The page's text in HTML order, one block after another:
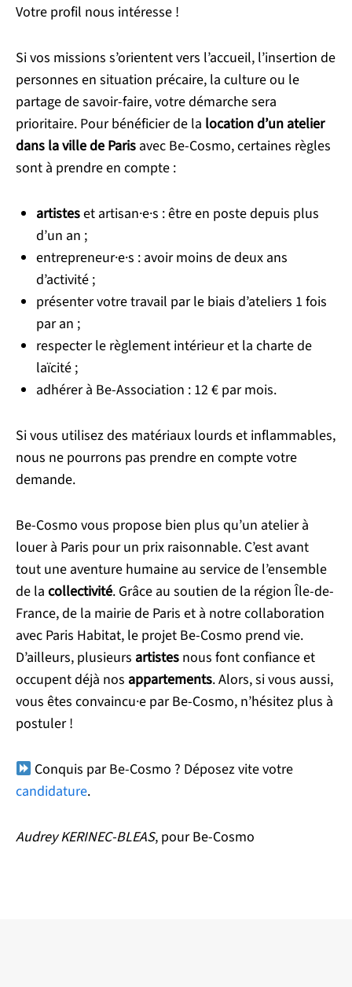
Votre profil nous intéresse !
Si vos missions s’orientent vers l’accueil, l’insertion de
personnes en situation précaire, la culture ou le
partage de savoir-faire, votre démarche sera
prioritaire. Pour bénéficier de la location d’un atelier
dans la ville de Paris avec Be-Cosmo,certaines règles
sont à prendre en compte :
artisteset artisan·e·s : être en poste depuis plus
d’un an ;
entrepreneur·e·s : avoir moins de deux ans
d’activité ;
présenter votre travail par le biais d’ateliers 1 fois
par an ;
respecter le règlement intérieur et la charte de
laïcité ;
adhérer à Be-Association : 12 € par mois.
Si vous utilisez des matériaux lourds et inflammables,
nous ne pourrons pas prendre en compte votre
demande.
Be-Cosmo vous propose bien plus qu’un atelier à
louer à Paris pour un prix raisonnable. C’est avant
tout une aventure humaine au service de l’ensemble
de la collectivité. Grâce au soutien de la région Île-de-
France, de la mairie de Paris et à notre collaboration
avec Paris Habitat, le projet Be-Cosmo prend vie.
D’ailleurs, plusieurs artistesnous font confiance et
occupent déjà nos appartements. Alors, si vous aussi,
vous êtes convaincu·e par Be-Cosmo, n’hésitez plus à
postuler !
Conquis par Be-Cosmo ? Déposez vite votre
candidature.
Audrey KERINEC-BLEAS, pour Be-Cosmo